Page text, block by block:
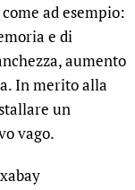
ad esempio:
e di
aumento
In merito alla
un
vago.